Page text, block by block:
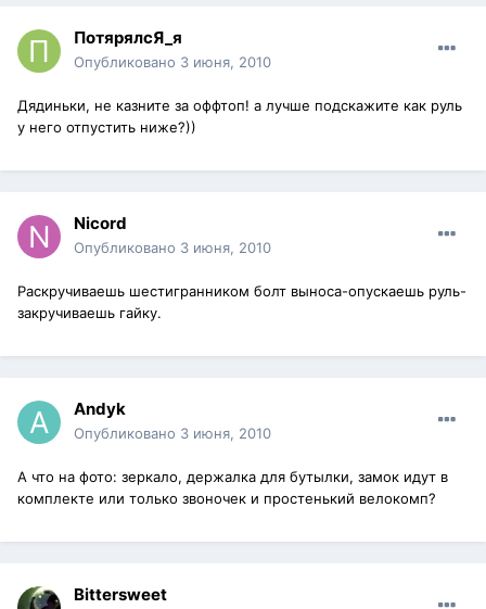
ПотярялсЯ_я
Опубликовано 3 июня, 2010
Дядиньки, не казните за оффтоп! а лучше подскажите как руль
у него отпустить ниже?))
Nicord
Опубликовано 3 июня, 2010
Раскручиваешь шестигранником болт выноса-опускаешь руль-
закручиваешь гайку.
Andyk
Опубликовано 3 июня, 2010
А что на фото: зеркало, держалка для бутылки, замок идут в
комплекте или только звоночек и простенький велокомп?
Bittersweet